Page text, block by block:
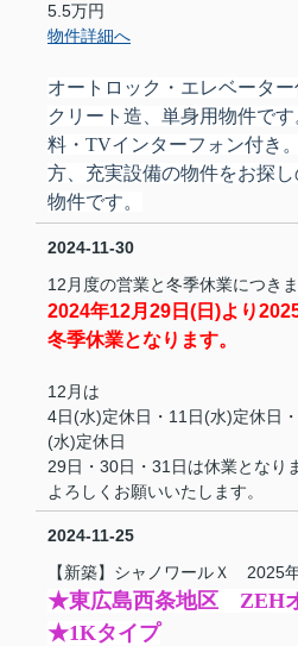
5.5万円
物件詳細へ
オートロック・エレベータ
クリート造、単身用物件で
料・TVインターフォン付き
方、充実設備の物件をお探
物件です。
2024-11-30
12月度の営業と冬季休業につき
2024年12月29日(日)より
冬季休業となります。
12月は
4日(水)定休日・11日(水)定休日
(水)定休日
29日・30日・31日は休業となり
よろしくお願いいたします。
2024-11-25
【新築】シャノワールＸ 2025
★東広島西条地区 ZEH
★1Kタイプ